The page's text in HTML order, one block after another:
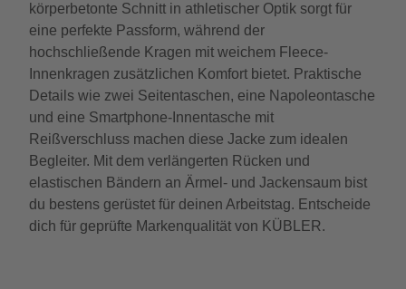
körperbetonte Schnitt in athletischer Optik sorgt für
eine perfekte Passform, während der
hochschließende Kragen mit weichem Fleece-
Innenkragen zusätzlichen Komfort bietet. Praktische
Details wie zwei Seitentaschen, eine Napoleontasche
und eine Smartphone-Innentasche mit
Reißverschluss machen diese Jacke zum idealen
Begleiter. Mit dem verlängerten Rücken und
elastischen Bändern an Ärmel- und Jackensaum bist
du bestens gerüstet für deinen Arbeitstag. Entscheide
dich für geprüfte Markenqualität von KÜBLER.